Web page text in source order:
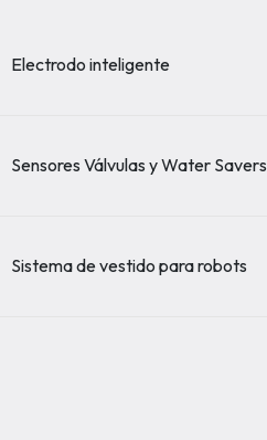
Electrodo inteligente
Sensores Válvulas y Water Savers
Sistema de vestido para robots